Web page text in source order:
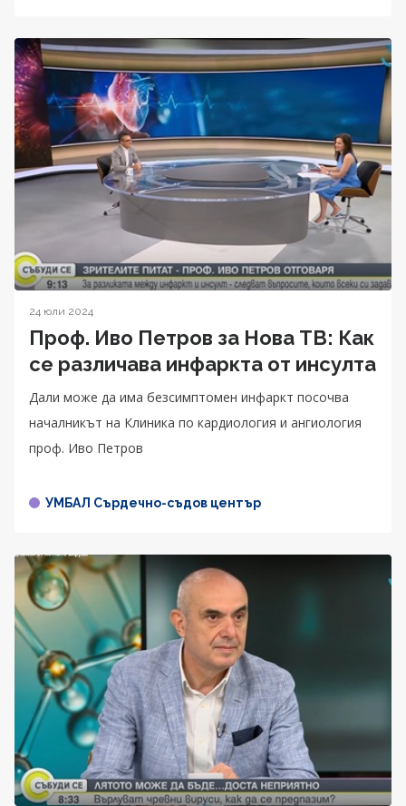
24 юли 2024
Проф. Иво Петров за Нова ТВ: Как
се различава инфаркта от инсулта
Дали може да има безсимптомен инфаркт посочва
началникът на Клиника по кардиология и ангиология
проф. Иво Петров
УМБАЛ Сърдечно-съдов център